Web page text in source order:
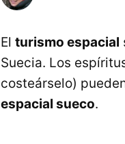
El turismo espacial
Suecia. Los
costeárselo)
espacial sueco.